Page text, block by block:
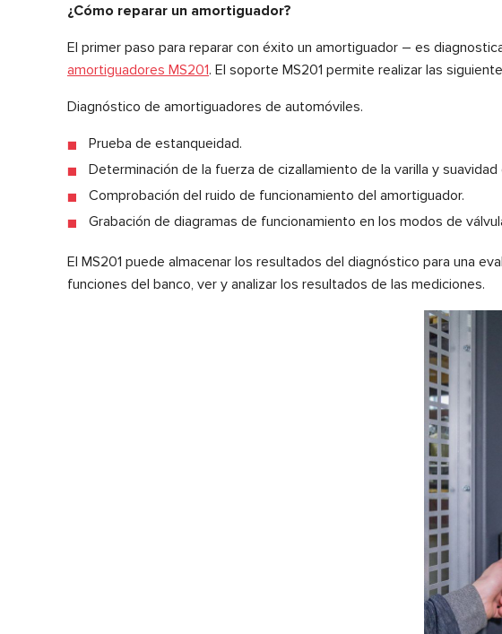
¿Cómo reparar un amortiguador?
El primer paso para reparar con éxito un amortiguador – es
amortiguadores MS201. El soporte MS201 permite realizar las
Diagnóstico de amortiguadores de automóviles.
Prueba de estanqueidad.
Determinación de la fuerza de cizallamiento de la varilla y
Comprobación del ruido de funcionamiento del amortiguador.
Grabación de diagramas de funcionamiento en los modos de
El MS201 puede almacenar los resultados del diagnóstico para una
funciones del banco, ver y analizar los resultados de las mediciones.